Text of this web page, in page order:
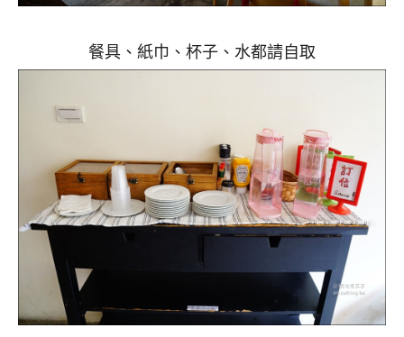
餐具、紙巾、杯子、水都請自取